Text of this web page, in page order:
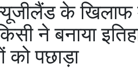
के खिलाफ
ने बनाया
को पछाड़ा